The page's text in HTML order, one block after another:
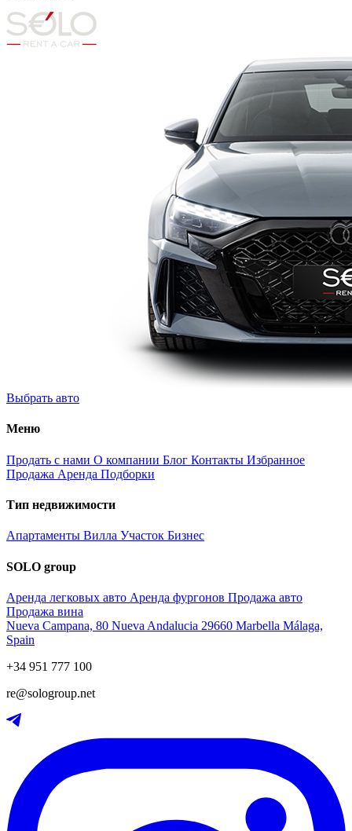
Выбрать авто
Меню
Продать с нами О компании Блог Контакты Избранное
Продажа Аренда Подборки
Тип недвижимости
Апартаменты Вилла Участок Бизнес
SOLO group
Аренда легковых авто Аренда фургонов Продажа авто
Продажа вина
Nueva Campana, 80 Nueva Andalucia 29660 Marbella Málaga,
Spain
+34 951 777 100
re@sologroup.net